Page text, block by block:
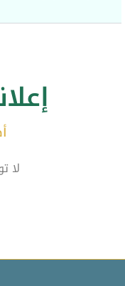
لا